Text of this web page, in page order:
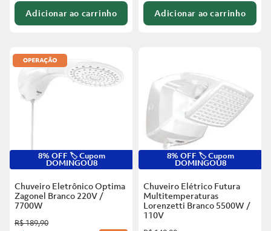
Adicionar ao carrinho Adicionar ao carrinho
8% OFF 🏷️ Cupom
DOMINGOU8
Chuveiro Eletrônico Optima
Zagonel Branco 220V /
7700W
R$189,90
8% OFF 🏷️ Cupom
DOMINGOU8
Chuveiro Elétrico Futura
Multitemperaturas
Lorenzetti Branco 5500W /
110V